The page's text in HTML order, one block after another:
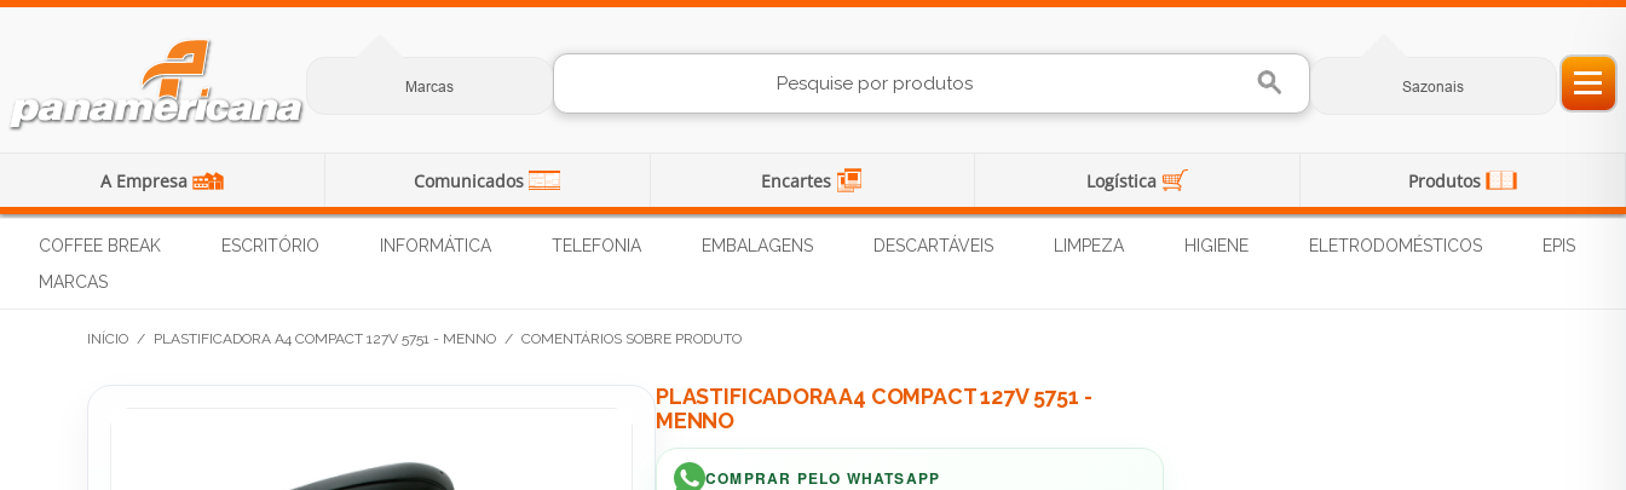
Marcas Sazonais
A Empresa Comunicados Encartes Logística Produtos
COFFEE BREAK ESCRITÓRIO INFORMÁTICA TELEFONIA EMBALAGENS DESCARTÁVEIS LIMPEZA HIGIENE ELETRODOMÉSTICOS
EPIS
MARCAS
INÍCIO / PLASTIFICADORA A4 COMPACT 127V 5751 - MENNO / COMENTÁRIOS SOBRE PRODUTO
PLASTIFICADORA A4 COMPACT 127V 5751 -
MENNO
COMPRAR PELO WHATSAPP